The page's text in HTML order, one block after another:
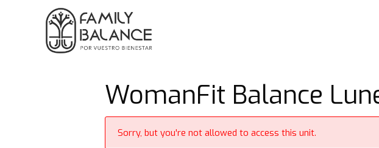
WomanFit Balance
Sorry, but you're not allowed to access this unit.